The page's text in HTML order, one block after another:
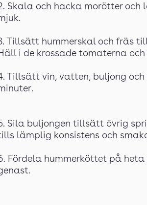
Skala och hacka morötter och
Tillsätt hummerskal och fräs
i de krossade tomaterna
Tillsätt vin, vatten, buljong
Sila buljongen tillsätt övrig
lämplig konsistens och
Fördela hummerköttet på